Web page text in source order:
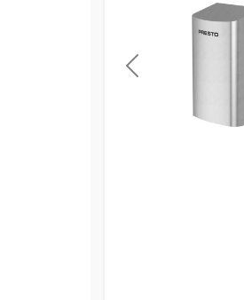
Previous